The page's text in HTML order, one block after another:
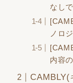
なし
ノロ
内容
CAMBLY(